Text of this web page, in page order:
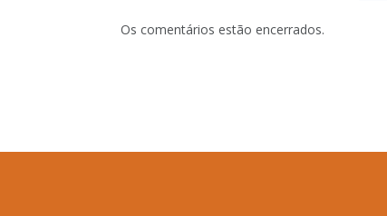
Os comentários estão encerrados.